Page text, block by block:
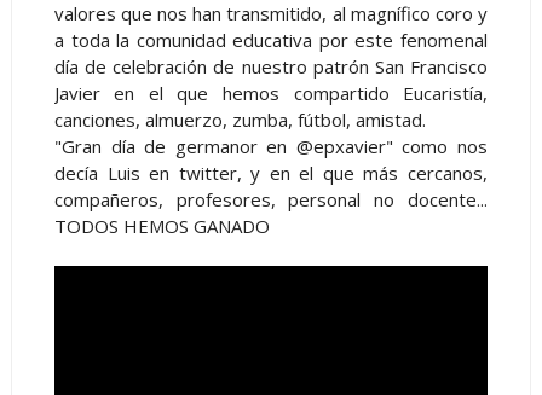
valores que nos han transmitido, al magnífico coro y
a toda la comunidad educativa por este fenomenal
día de celebración de nuestro patrón San Francisco
Javier en el que hemos compartido Eucaristía,
canciones, almuerzo, zumba, fútbol, amistad.
"Gran día de germanor en @epxavier" como nos
decía Luis en twitter, y en el que más cercanos,
compañeros, profesores, personal no docente...
TODOS HEMOS GANADO